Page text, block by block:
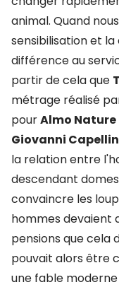
animal. Quand
sensibilisation et
différence au
partir de cela que
métrage réalisé
pourAlmo Nature
Giovanni
la relation entre
descendant
convaincre les
hommes devaient
pensions que cela
pouvait alors être
une fable